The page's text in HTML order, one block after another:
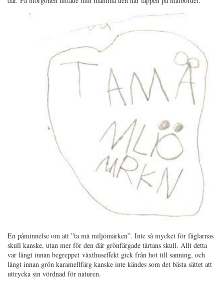
En påminnelse om att ”ta mä miljömärken”. Inte så mycket för fåglarnas
skull kanske, utan mer för den där grönfärgade tårtans skull. Allt detta
var långt innan begreppet växthuseffekt gick från hot till sanning, och
långt innan grön karamellfärg kanske inte kändes som det bästa sättet att
uttrycka sin vördnad för naturen.